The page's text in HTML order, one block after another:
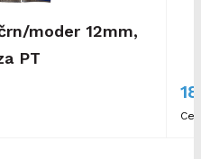
moder 12mm,
PT